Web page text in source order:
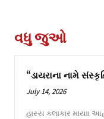
વધુ જુઓ
“ડાયરાના નામે
July 14, 2026
હાસ્ય કલાકાર માયાા